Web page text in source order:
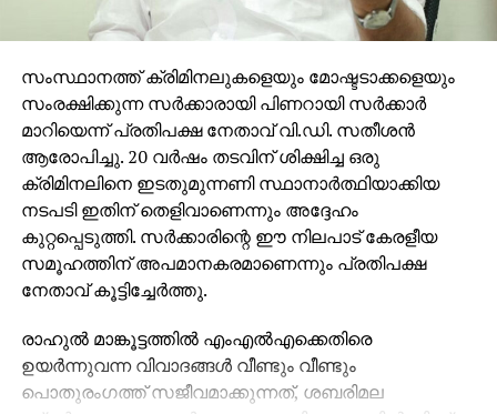
RELATED TOPICS: ACTRESS THAMANNA BAHUBALI SECOND
ചന്ദ്രിക ‘Educate & Excel’ കരിയര്‍ ഗൈഡന്‍സ്
പ്രോഗ്രാം നാളെ
DON'T MISS
നിയമം കയ്യിലെടുക്കാന്‍ ശ്രമിക്കരുത്;
ഭരിക്കുന്നത് ബിജെപിയാണ് -ഉത്തര്‍പ്രദേശ്
മുഖ്യമന്ത്രി ആദിത്യനാഥ്
സംസ്ഥാനത്ത് ക്രിമിനലുകളെയും മോഷ്ടടാക്കളെയും
സംരക്ഷിക്കുന്ന സര്‍ക്കാരായി പിണറായി സര്‍ക്കാര്‍
മാറിയെന്ന് പ്രതിപക്ഷ നേതാവ് വി.ഡി. സതീശന്‍
ആരോപിച്ചു. 20 വര്‍ഷം തടവിന് ശിക്ഷിച്ച ഒരു
ക്രിമിനലിനെ ഇടതുമുന്നണി സ്ഥാനാര്‍ത്ഥിയാക്കിയ
നടപടി ഇതിന് തെളിവാണെന്നും അദ്ദേഹം
കുറ്റപ്പെടുത്തി. സര്‍ക്കാരിന്റെ ഈ നിലപാട് കേരളീയ
സമൂഹത്തിന് അപമാനകരമാണെന്നും പ്രതിപക്ഷ
നേതാവ് കൂട്ടിച്ചേര്‍ത്തു.
രാഹുല്‍ മാങ്കൂട്ടത്തില്‍ എംഎല്‍എക്കെതിരെ
ഉയര്‍ന്നുവന്ന വിവാദങ്ങള്‍ വീണ്ടും വീണ്ടും
പൊതുരംഗത്ത് സജീവമാക്കുന്നത്, ശബരിമല